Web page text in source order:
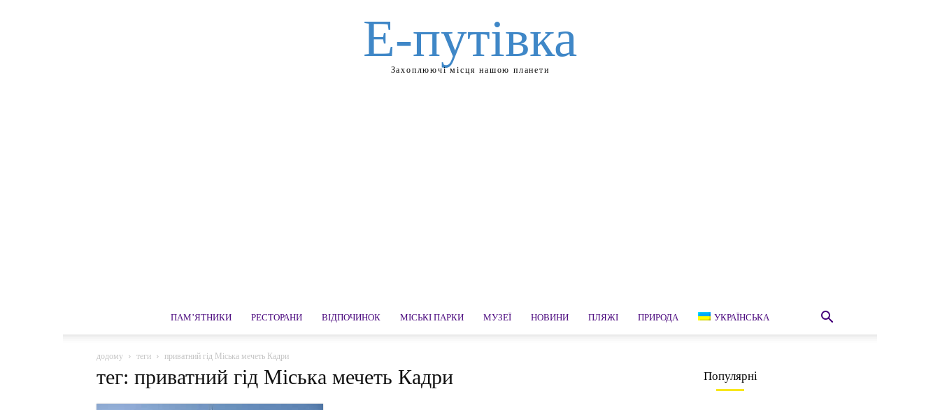
Е-путівка
Захоплюючі місця нашою планети
ПАМ’ЯТНИКИ РЕСТОРАНИ ВІДПОЧИНОК МІСЬКІ ПАРКИ МУЗЕЇ НОВИНИ ПЛЯЖІ ПРИРОДА УКРАЇНСЬКА
додому теги приватний гід Міська мечеть Кадри
тег: приватний гід Міська мечеть Кадри Популярні